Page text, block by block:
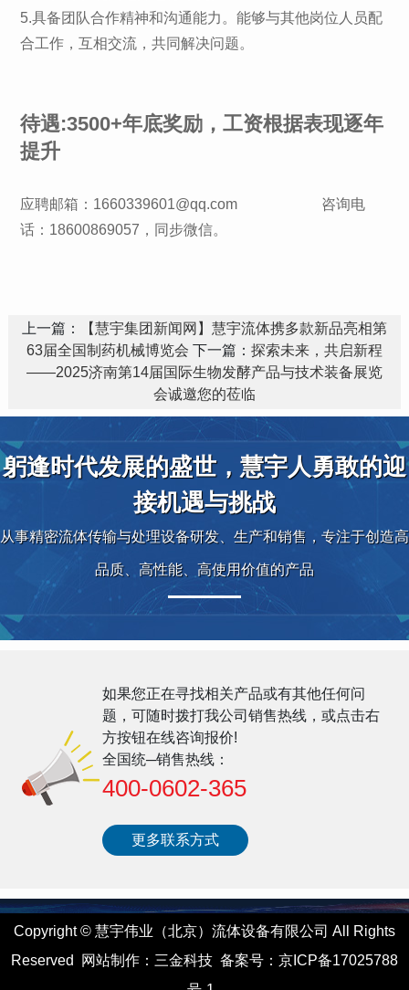
5.具备团队合作精神和沟通能力。能够与其他岗位人员配
合工作，互相交流，共同解决问题。
待遇:3500+年底奖励，工资根据表现逐年
提升
应聘邮箱：1660339601@qq.com 咨询电
话：18600869057，同步微信。
上一篇：
【慧宇集团新闻网】慧宇流体携多款新品亮相第
63届全国制药机械博览会 下一篇： 探索未来，共启新程
——2025济南第14届国际生物发酵产品与技术装备展览
会诚邀您的莅临
躬逢时代发展的盛世，慧宇人勇敢的迎
接机遇与挑战
从事精密流体传输与处理设备研发、生产和销售，专注于创造高
品质、高性能、高使用价值的产品
如果您正在寻找相关产品或有其他任何问
题，可随时拨打我公司销售热线，或点击右
方按钮在线咨询报价!
全国统─销售热线：
400-0602-365
更多联系方式
Copyright© 慧宇伟业（北京）流体设备有限公司 All Rights
Reserved
网站制作 ： 三金科技 备案号： 京ICP备17025788